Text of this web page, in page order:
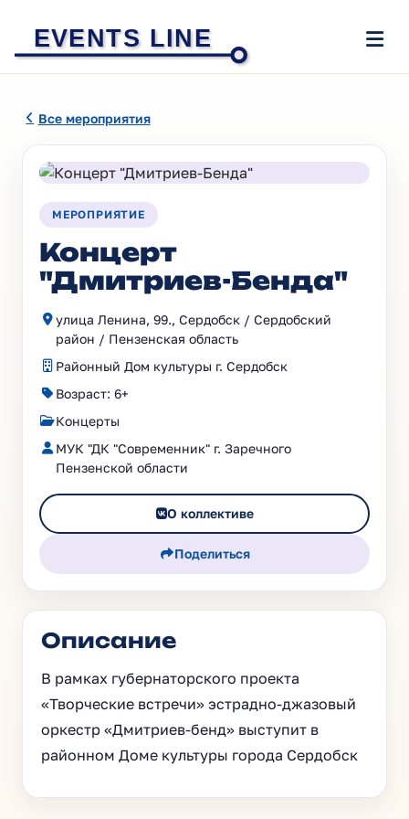
EVENTS LINE
Все мероприятия
МЕРОПРИЯТИЕ
Концерт
"Дмитриев-Бенда"
улица Ленина, 99., Сердобск / Сердобский
район / Пензенская область
Районный Дом культуры г. Сердобск
Возраст: 6+
Концерты
МУК "ДК "Современник" г. Заречного
Пензенской области
О коллективе
Поделиться
Описание
В рамках губернаторского проекта
«Творческие встречи» эстрадно‑джазовый
оркестр «Дмитриев‑бенд» выступит в
районном Доме культуры города Сердобск